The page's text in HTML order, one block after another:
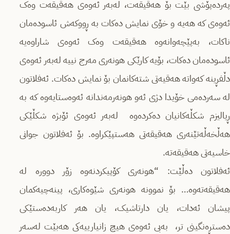
پەردەپۆشی بێت بۆ هەقیقەت، لەبەر ئەوەی هەقیقەت وەک
ئەوەی کە هەیە و خۆی نمایش دەکات بە ڕووکەش ئاسودەمان
ناکات، بەپێچەوانەوە هەقیقەت وەک ئەوەی شاراوەیە
ئاسودەمان دەکات، بۆیە کارێکی هونەری مەرج نییە لەبەر ئەوەی
دڵفڕینە کەواتە هەقیەتی شتەکانمان بۆ نمایش دەکات. ئەفلاتون
لە سەردەمی خۆیدا دژی ئەو هونەرمەندانە ئەوەستایەوە کە بە
ڕیالیزم شکڵەکانیان دەکردەوە لەبەر ئەوەی ئۆبژە شکڵێکی
هەڵخەڵەتێنەری هەقیقەتی هەستپێکراوە. بۆ ئەفلاتون جوانی
خاسیەتی هەقیقەتە.
ئەفلاتون دەڵێت: “هونەری کۆپیکردنەوە زۆر دوورە لە
هەقیقەتەوە… بۆ نموونە هونەری شێوەکاری، پینەچیەکمان
پیشان ئەدات، یان دارتاشیک، یان هەر کاربەدەستێکی
دەستڕەنگینی تر، بەبی ئەوەی هیچ زانیارییەکی هەبێت لەسەر